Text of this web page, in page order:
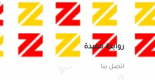
روابط مفيدة
اتصل بنا